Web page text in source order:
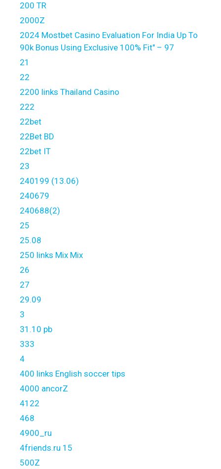
200 TR
2000Z
2024 Mostbet Casino Evaluation For India Up To
90k Bonus Using Exclusive 100% Fit" – 97
21
22
2200 links Thailand Casino
222
22bet
22Bet BD
22bet IT
23
240199 (13.06)
240679
240688(2)
25
25.08
250 links Mix Mix
26
27
29.09
3
31.10 pb
333
4
400 links English soccer tips
4000 ancorZ
4122
468
4900_ru
4friends.ru 15
500Z